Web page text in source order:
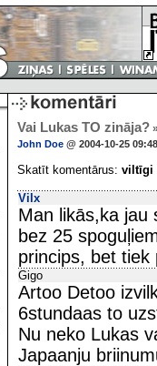
Vai Lukas TO zināja?
John Doe @ 2004-10-25 09:48
Skatīt komentārus: viltīgi
Vilx
Man likās,ka jau
bez 25
princips, bet tiek
Gigo
Artoo Detoo
6stundaas to
Nu neko Lukas
Japaanju